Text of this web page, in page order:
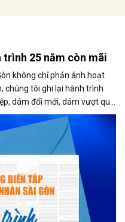
trình 25 năm còn mãi
không chỉ phản ánh hoạt
chúng tôi ghi lại hành trình
dám đổi mới, dám vượt qua